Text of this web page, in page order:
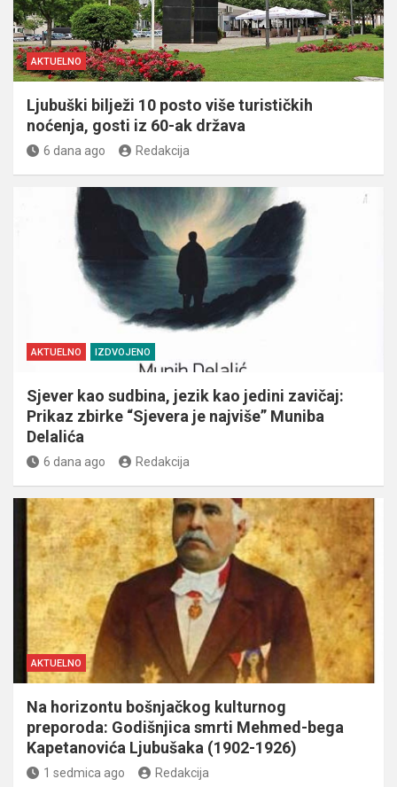
AKTUELNO
Ljubuški bilježi 10 posto više turističkih
noćenja, gosti iz 60-ak država
6 dana ago Redakcija
AKTUELNO IZDVOJENO
Sjever kao sudbina, jezik kao jedini zavičaj:
Prikaz zbirke “Sjevera je najviše” Muniba
Delalića
6 dana ago Redakcija
AKTUELNO
Na horizontu bošnjačkog kulturnog
preporoda: Godišnjica smrti Mehmed-bega
Kapetanovića Ljubušaka (1902-1926)
1 sedmica ago Redakcija